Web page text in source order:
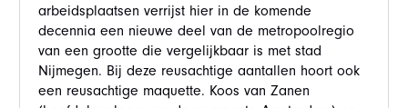
arbeidsplaatsen verrijst hier in de komende
decennia een nieuwe deel van de metropoolregio
van een grootte die vergelijkbaar is met stad
Nijmegen. Bij deze reusachtige aantallen hoort ook
een reusachtige maquette. Koos van Zanen